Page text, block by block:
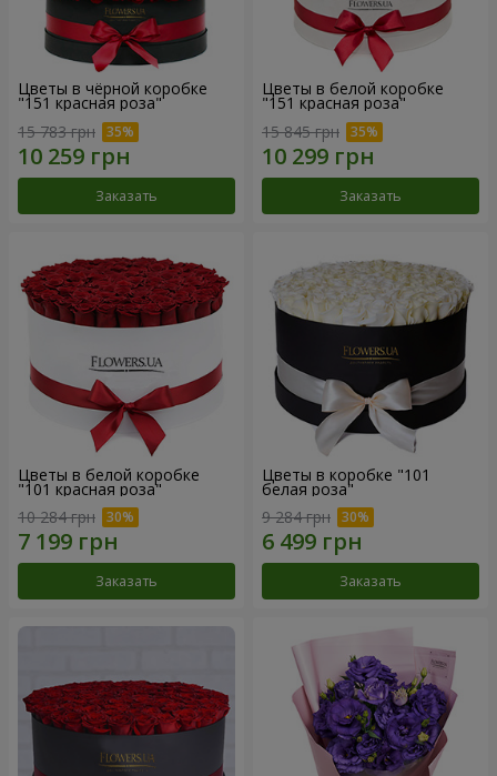
Цветы в чёрной коробке
"151 красная роза"
15 783 грн
Заказать
Цветы в белой коробке
"151 красная роза"
15 845 грн
Заказать
Цветы в белой коробке
"101 красная роза"
10 284 грн
Заказать
Цветы в коробке "101
белая роза"
9 284 грн
Заказать